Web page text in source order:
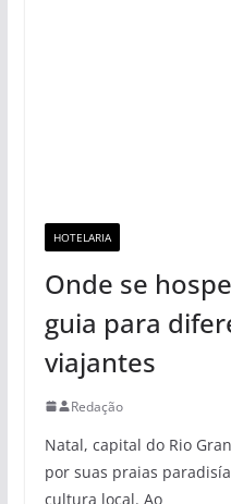
HOTELARIA
Onde se
guia para
viajantes
Redação
Natal, capital do Rio
por suas praias
cultura local. Ao